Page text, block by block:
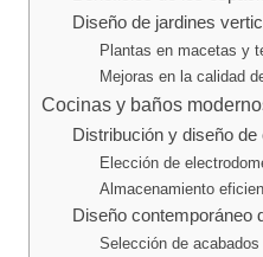
Diseño de jardines
Plantas en macetas y
Mejoras en la calidad
Cocinas y baños
Distribución y diseño
Elección de
Almacenamiento
Diseño contemporáneo
Selección de acabados